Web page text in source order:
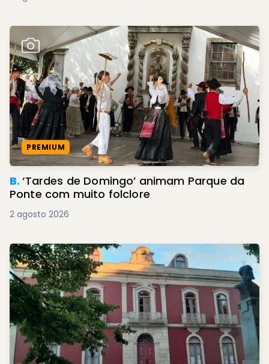
PREMIUM
B.‘Tardes de Domingo’ animam Parque da
Ponte com muito folclore
2 agosto 2026